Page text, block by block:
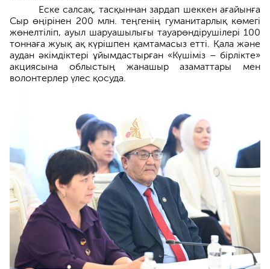
Еске салсақ, тасқыннан зардап шеккен ағайынға
Сыр өңірінен 200 млн. теңгенің гуманитарлық көмегі
жөнелтіліп, ауыл шаруашылығы тауарөндірушілері 100
тоннаға жуық ақ күрішпен қамтамасыз етті. Қала және
аудан әкімдіктері ұйымдастырған «Күшіміз – бірлікте»
акциясына облыстың жанашыр азаматтары мен
волонтерлер үлес қосуда.